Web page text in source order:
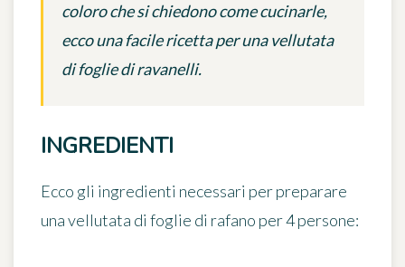
coloro che si chiedono come cucinarle,
ecco una facile ricetta per una vellutata
di foglie di ravanelli.
INGREDIENTI
Ecco gli ingredienti necessari per preparare
una vellutata di foglie di rafano per 4 persone: